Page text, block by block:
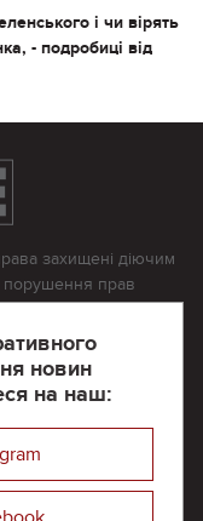
і чи вірять
- подробиці від
новин
на наш:
захищені діючим
порушення прав
яке відтворення
редакції.
розміщених
на інші
несе редакційна